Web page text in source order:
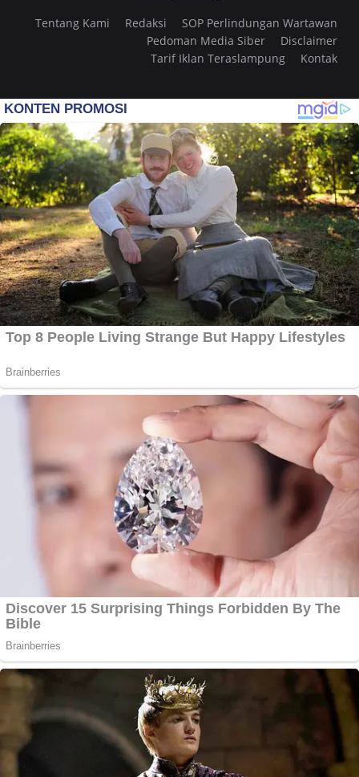
Tentang Kami
Redaksi
SOP Perlindungan Wartawan
Pedoman Media Siber
Disclaimer
Tarif Iklan Teraslampung
Kontak